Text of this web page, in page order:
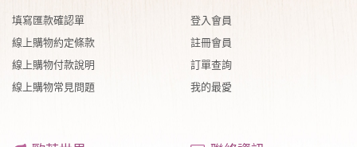
填寫匯款確認單
線上購物約定條款
線上購物付款說明
線上購物常見問題
登入會員
註冊會員
訂單查詢
我的最愛